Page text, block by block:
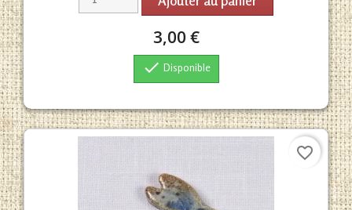
3,00 €
 Disponible
favorite_border